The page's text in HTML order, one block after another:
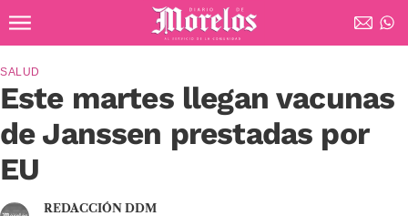
Diario de Morelos
Este martes llegan vacunas
de Janssen prestadas por
EU
SALUD
REDACCIÓN DDM